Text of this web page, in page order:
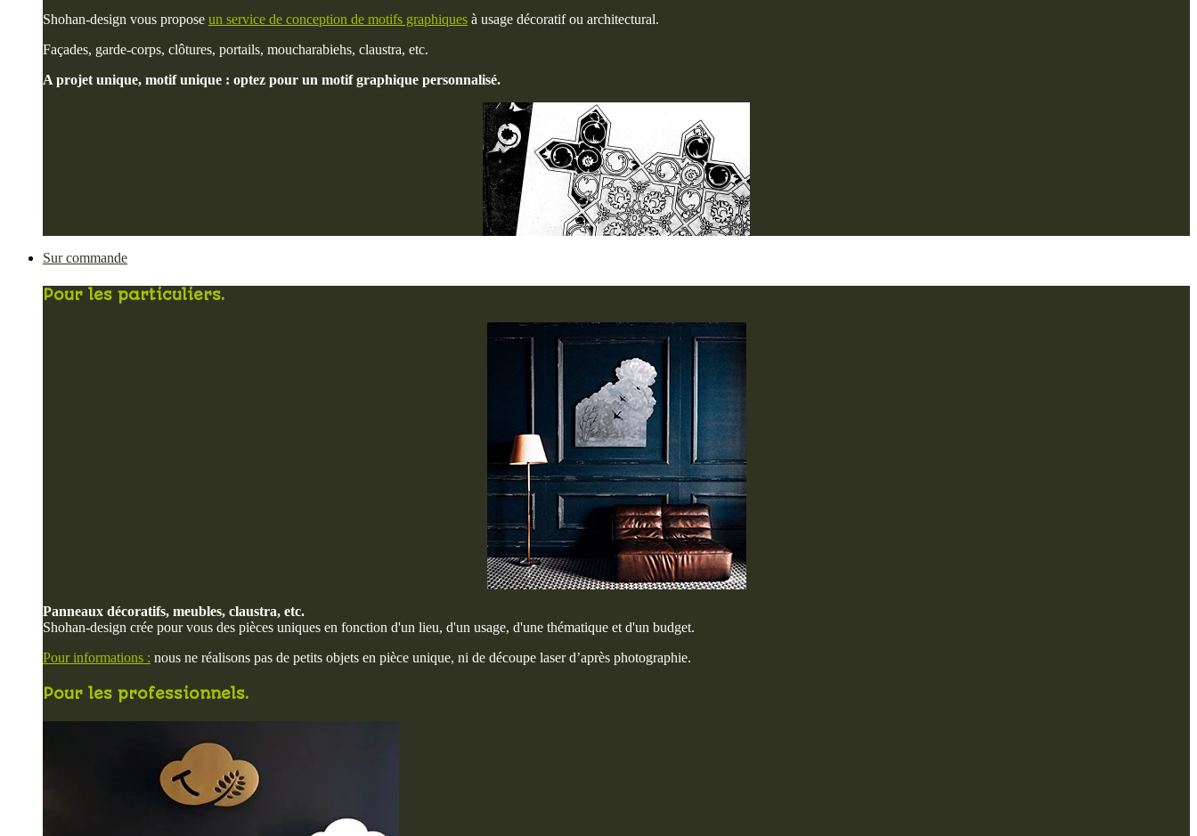
Shohan-design vous propose un service de conception de motifs graphiques à usage décoratif ou architectural.
Façades, garde-corps, clôtures, portails, moucharabiehs, claustra, etc.
A projet unique, motif unique : optez pour un motif graphique personnalisé.
Sur commande
Pour les particuliers.
Panneaux décoratifs, meubles, claustra, etc.
Shohan-design crée pour vous des pièces uniques en fonction d'un lieu, d'un usage, d'une thématique et d'un budget.
Pour informations : nous ne réalisons pas de petits objets en pièce unique, ni de découpe laser d’après photographie.
Pour les professionnels.